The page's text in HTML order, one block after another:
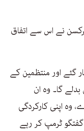
نے اس سے اتفاق
گئے اور منتظمین کے
گا۔ وہ ان
وہ اپنی کارکردگی
ٹرمپ کر رہے